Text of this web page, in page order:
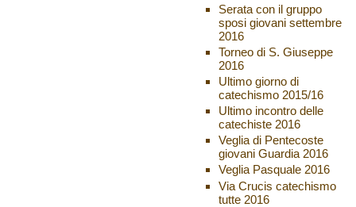
Serata con il gruppo
sposi giovani settembre
2016
Torneo di S. Giuseppe
2016
Ultimo giorno di
catechismo 2015/16
Ultimo incontro delle
catechiste 2016
Veglia di Pentecoste
giovani Guardia 2016
Veglia Pasquale 2016
Via Crucis catechismo
tutte 2016